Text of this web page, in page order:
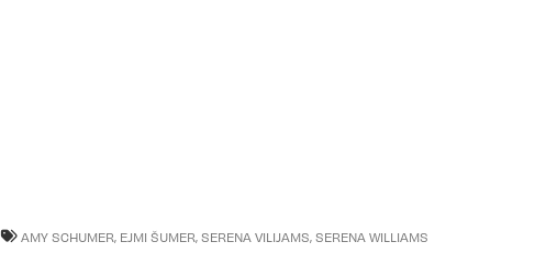
AMY SCHUMER, EJMI ŠUMER, SERENA VILIJAMS, SERENA WILLIAMS